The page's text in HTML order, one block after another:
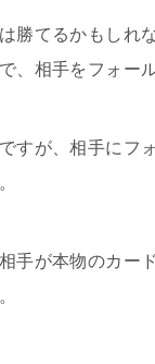
勝てるかもしれ
、相手をフォー
すが、相手にフ
手が本物のカー